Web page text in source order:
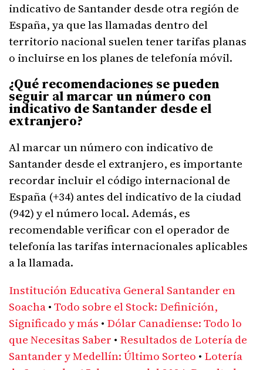
indicativo de Santander desde otra región de
España, ya que las llamadas dentro del
territorio nacional suelen tener tarifas planas
o incluirse en los planes de telefonía móvil.
¿Qué recomendaciones se pueden
seguir al marcar un número con
indicativo de Santander desde el
extranjero?
Al marcar un número con indicativo de
Santander desde el extranjero, es importante
recordar incluir el código internacional de
España (+34) antes del indicativo de la ciudad
(942) y el número local. Además, es
recomendable verificar con el operador de
telefonía las tarifas internacionales aplicables
a la llamada.
Institución Educativa General Santander en
Soacha•Todo sobre el Stock: Definición,
Significado y más • Dólar Canadiense: Todo lo
que Necesitas Saber • Resultados de Lotería de
Santander y Medellín: Último Sorteo • Lotería